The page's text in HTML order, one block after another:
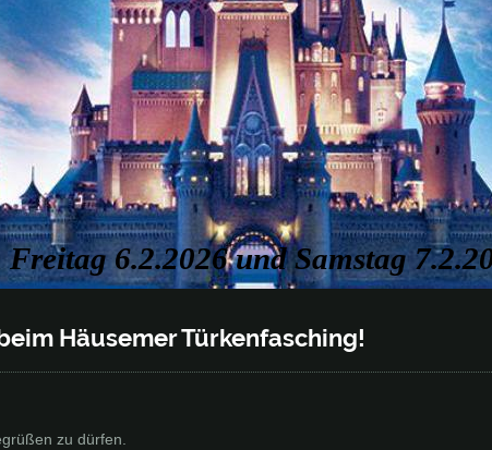
6.2.2026 und Samstag
Häusemer Türkenfasching!
zu dürfen.